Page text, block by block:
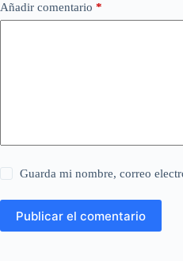
Añadir comentario *
Guarda mi nombre, correo
Publicar el comentario